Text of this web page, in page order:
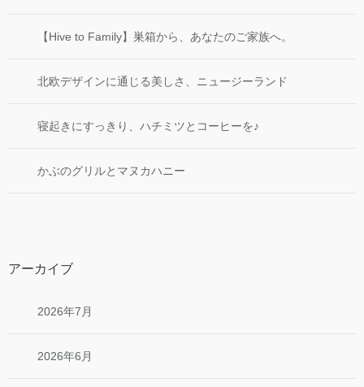
【Hive to Family】巣箱から、あなたのご家族へ。
北欧デザインに通じる美しさ、ニュージーランド
寝起きにすっきり、ハチミツとコーヒーを♪
かぶのグリルとマヌカハニー
アーカイブ
2026年7月
2026年6月